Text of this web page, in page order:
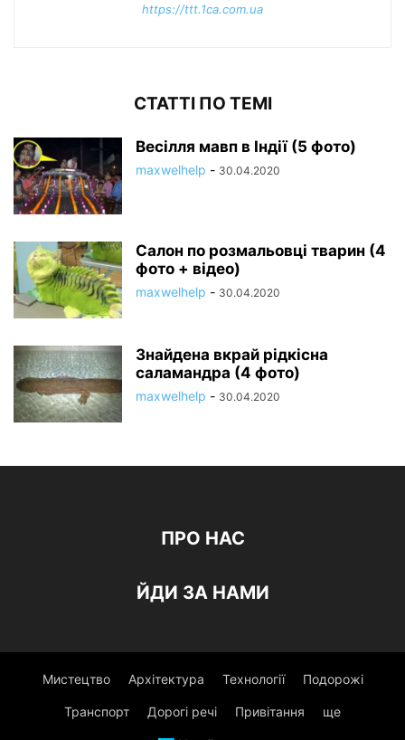
https://ttt.1ca.com.ua
СТАТТІ ПО ТЕМІ
Весілля мавп в Індії (5 фото)
maxwelhelp - 30.04.2020
Салон по розмальовці тварин (4
фото + відео)
maxwelhelp - 30.04.2020
Знайдена вкрай рідкісна
саламандра (4 фото)
maxwelhelp - 30.04.2020
ПРО НАС
ЙДИ ЗА НАМИ
Мистецтво Архітектура Технології Подорожі
Транспорт Дорогі речі Привітання ще